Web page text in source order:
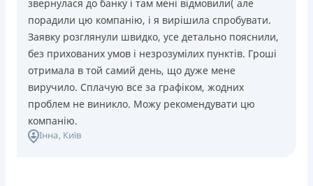
звернулася до банку і там мені відмовили( але
порадили цю компанію, і я вирішила спробувати.
Заявку розглянули швидко, усе детально пояснили,
без прихованих умов і незрозумілих пунктів. Гроші
отримала в той самий день, що дуже мене
виручило. Сплачую все за графіком, жодних
проблем не виникло. Можу рекомендувати цю
компанію.
Інна, Київ